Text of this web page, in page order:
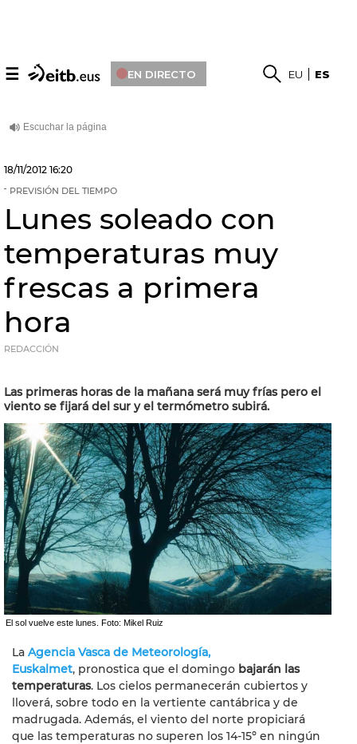
☰ EN DIRECTO EU ES
18/11/2012 16:20
PREVISIÓN DEL TIEMPO
Lunes soleado con
temperaturas muy
frescas a primera
hora
REDACCIÓN
Las primeras horas de la mañana será muy frías pero el
viento se fijará del sur y el termómetro subirá.
El sol vuelve este lunes. Foto: Mikel Ruiz
La Agencia Vasca de Meteorología,
Euskalmet, pronostica que el domingo bajarán las
temperaturas. Los cielos permanecerán cubiertos y
lloverá, sobre todo en la vertiente cantábrica y de
madrugada. Además, el viento del norte propiciará
que las temperaturas no superen los 14-15º en ningún